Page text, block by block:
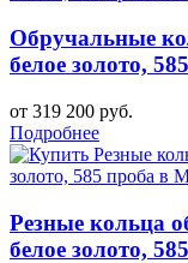
Обручальные
белое золото,
от 319 200 руб.
Подробнее
Резные кольца
белое золото,